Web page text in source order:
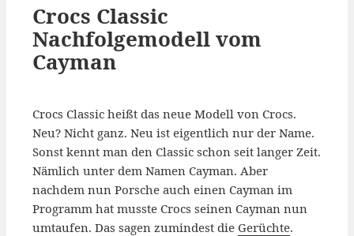
Crocs Classic
Nachfolgemodell vom
Cayman
Crocs Classic heißt das neue Modell von Crocs.
Neu? Nicht ganz. Neu ist eigentlich nur der Name.
Sonst kennt man den Classic schon seit langer Zeit.
Nämlich unter dem Namen Cayman. Aber
nachdem nun Porsche auch einen Cayman im
Programm hat musste Crocs seinen Cayman nun
umtaufen. Das sagen zumindest die Gerüchte.